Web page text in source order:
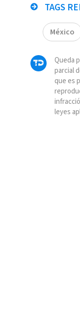
TAGS
México
Queda
parcial
que es
leyes